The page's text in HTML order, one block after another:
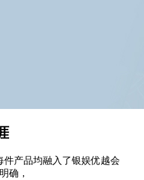
件产品均融入了银娱优越会
，